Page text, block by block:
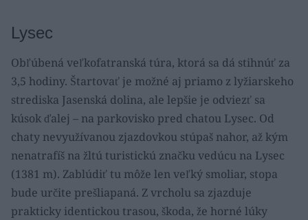
Lysec
Obľúbená veľkofatranská túra, ktorá sa dá stihnúť za
3,5 hodiny. Štartovať je možné aj priamo z lyžiarskeho
strediska Jasenská dolina, ale lepšie je odviezť sa
kúsok ďalej – na parkovisko pred chatou Lysec. Od
chaty nevyužívanou zjazdovkou stúpaš nahor, až kým
nenatrafíš na žltú turistickú značku vedúcu na Lysec
(1381 m). Zablúdiť tu môže len veľký smoliar, stopa
bude určite prešliapaná. Z vrcholu sa zjazduje
prakticky identickou trasou, škoda, že horné lúky